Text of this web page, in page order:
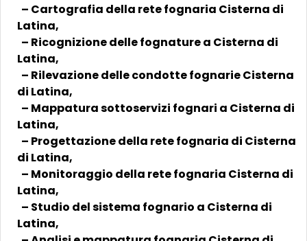
– Cartografia della rete fognaria Cisterna di
Latina,
– Ricognizione delle fognature a Cisterna di
Latina,
– Rilevazione delle condotte fognarie Cisterna
di Latina,
– Mappatura sottoservizi fognari a Cisterna di
Latina,
– Progettazione della rete fognaria di Cisterna
di Latina,
– Monitoraggio della rete fognaria Cisterna di
Latina,
– Studio del sistema fognario a Cisterna di
Latina,